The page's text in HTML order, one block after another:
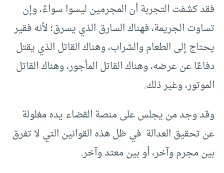
فقد كشفت التجربة أن المجرمين ليسوا سواءً، وإن
تساوت الجريمة، فهناك السارق الذي يسرق؛ لأنه فقير
يحتاج إلى الطعام والشراب، وهناك القاتل الذي يقتل
دفاعًا عن عرضه، وهناك القاتل المأجور، وهناك القاتل
الموتور، وغير ذلك.
وقد وجد من يجلس على منصة القضاء يده مغلولة
عن تحقيق العدالة في ظل هذه القوانين التي لا تفرق
بين مجرم وآخر، أو بين معتد وآخر.